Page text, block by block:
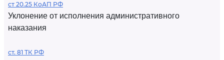
ст 20.25 КоАП РФ
Уклонение от исполнения административного
наказания
ст. 81 ТК РФ